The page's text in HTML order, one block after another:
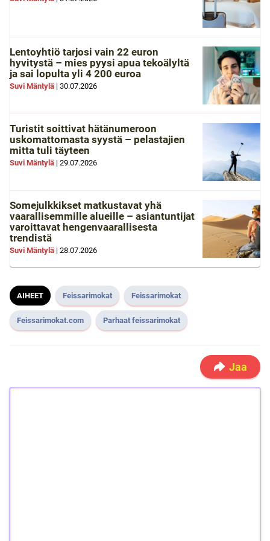
Lentoyhtiö tarjosi vain 22 euron
hyvitystä – mies pyysi apua tekoälyltä
ja sai lopulta yli 4 200 euroa
Suvi Mäntylä | 30.07.2026
Turistit soittivat hätänumeroon
uskomattomasta syystä – pelastajien
mitta tuli täyteen
Suvi Mäntylä | 29.07.2026
Somejulkkikset matkustavat yhä
vaarallisemmille alueille – asiantuntijat
varoittavat hengenvaarallisesta
trendistä
Suvi Mäntylä | 28.07.2026
AIHEET Feissarimokat Feissarimokat
Feissarimokat.com Parhaat feissarimokat
Jaa